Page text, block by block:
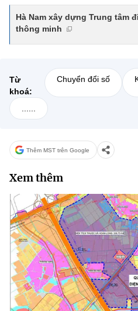
Hà Nam xây dựng Trung tâm
thông minh
Từ
khoá:
Chuyển đổi số
......
Thêm MST trên Google
Xem thêm